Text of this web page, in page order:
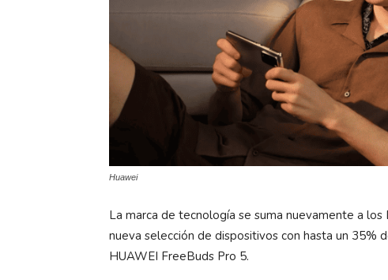
Huawei
La marca de tecnología se suma nuevamente a
nueva selección de dispositivos con hasta un 35%
HUAWEI FreeBuds Pro 5.